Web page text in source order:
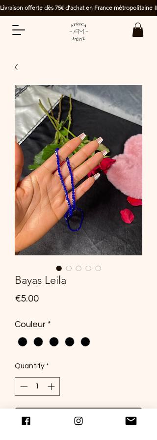
Livraison offerte dès 75€ d'achat en France métropolitaine !
Bayas Leila
€5.00Price
Couleur *
Quantity *
Add to Cart